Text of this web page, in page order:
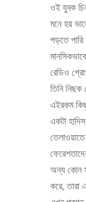
ওই যুবক
মনে হয়
পড়তে
রেডিও
তিনি নিছক
এইরকম
একটা
তেলাওয়াতে
অন্য কোন
করে, তারা